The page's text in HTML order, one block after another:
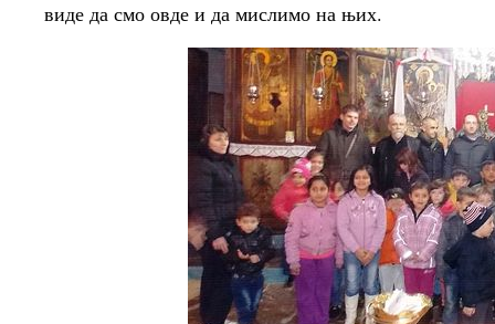
виде да смо овде и да мислимо на њих.